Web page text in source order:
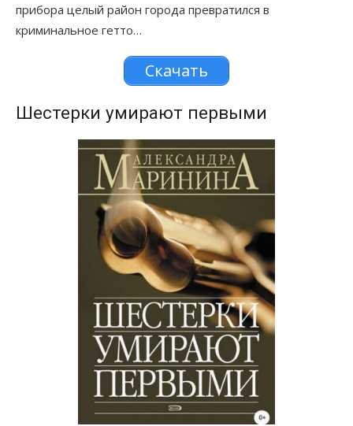
прибора целый район города превратился в
криминальное гетто…
Скачать
Шестерки умирают первыми